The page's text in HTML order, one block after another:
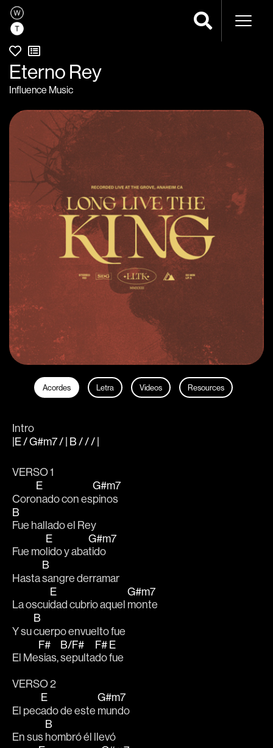
Eterno Rey
Influence Music
Acordes Letra Videos Resources
Intro
|E / G#m7 / | B / / / |
VERSO 1
Coro
E
nado con es
G#m7
pinos
B
Fue hallado el Rey
Fue mo
E
lido y aba
G#m7
tido
Hasta
B
sangre derramar
La oscui
E
dad cubrio aquel
G#m7
monte
Y su
B
cuerpo envuelto fue
El Me
F#
sias,
B/F#
sepulta
F#
do
E
fue
VERSO 2
El pec
E
ado de este
G#m7
mundo
En sus
B
hombró él llevó